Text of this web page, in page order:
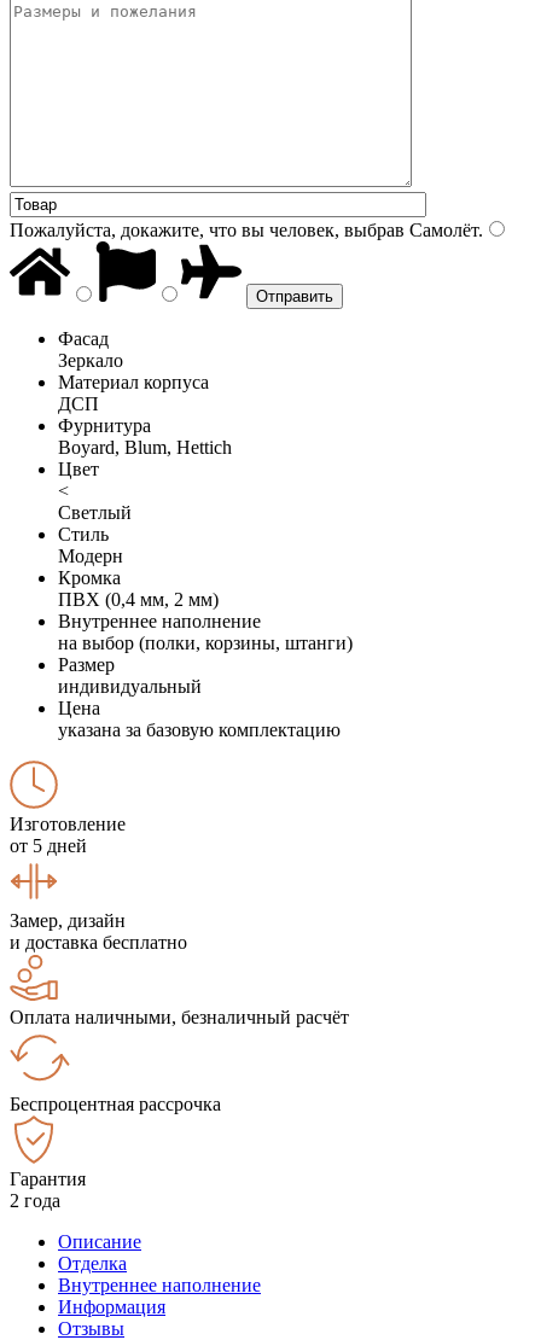
Пожалуйста, докажите, что вы человек, выбрав Самолёт.
Фасад
Зеркало
Материал корпуса
ДСП
Фурнитура
Boyard, Blum, Hettich
Цвет
<
Светлый
Стиль
Модерн
Кромка
ПВХ (0,4 мм, 2 мм)
Внутреннее наполнение
на выбор (полки, корзины, штанги)
Размер
индивидуальный
Цена
указана за базовую комплектацию
Изготовление
от 5 дней
Замер, дизайн
и доставка бесплатно
Оплата наличными, безналичный расчёт
Беспроцентная рассрочка
Гарантия
2 года
Описание
Отделка
Внутреннее наполнение
Информация
Отзывы